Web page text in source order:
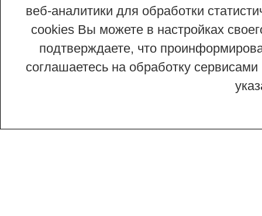
веб-аналитики для обработки
cookies Вы можете в настройках
подтверждаете, что
соглашаетесь на обработку